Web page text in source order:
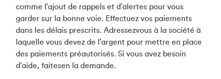
comme l'ajout de rappels et d'alertes pour vous
garder sur la bonne voie. Effectuez vos paiements
dans les délais prescrits. Adressezvous à la société à
laquelle vous devez de l'argent pour mettre en place
des paiements préautorisés. Si vous avez besoin
d'aide, faitesen la demande.